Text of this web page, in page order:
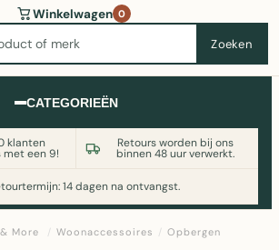
Zoeken
Winkelwagen 0
CATEGORIEËN
klanten
met een 9!
Retours worden bij ons
binnen 48 uur verwerkt.
14 dagen na ontvangst.
of koelkast nodig? Vergelijk alle prijzen op
Witgoedaanbod.nl
More / Woonaccessoires / Opbergen